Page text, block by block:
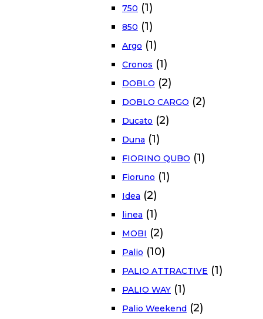
750 (1)
850 (1)
Argo (1)
Cronos (1)
DOBLO (2)
DOBLO CARGO (2)
Ducato (2)
Duna (1)
FIORINO QUBO (1)
Fioruno (1)
Idea (2)
linea (1)
MOBI (2)
Palio (10)
PALIO ATTRACTIVE (1)
PALIO WAY (1)
Palio Weekend (2)